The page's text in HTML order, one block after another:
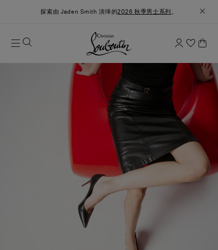
探索由 Jaden Smith 演绎的2026 秋季男士系列 。